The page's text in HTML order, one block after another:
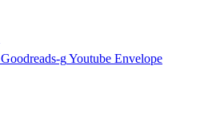
Goodreads-gYoutube Envelope